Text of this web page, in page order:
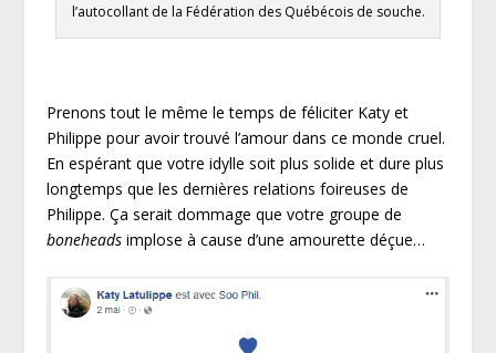
l’autocollant de la Fédération des Québécois de souche.
Prenons tout le même le temps de féliciter Katy et
Philippe pour avoir trouvé l’amour dans ce monde cruel.
En espérant que votre idylle soit plus solide et dure plus
longtemps que les dernières relations foireuses de
Philippe. Ça serait dommage que votre groupe de
boneheads implose à cause d’une amourette déçue…